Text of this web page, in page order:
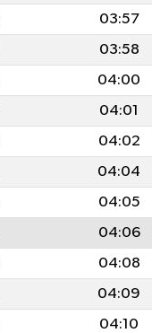
03:57
03:58
04:00
04:01
04:02
04:04
04:05
04:06
04:08
04:09
04:10